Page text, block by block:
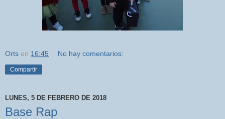
Orts en 16:45 No hay comentarios:
Compartir
LUNES, 5 DE FEBRERO DE 2018
Base Rap